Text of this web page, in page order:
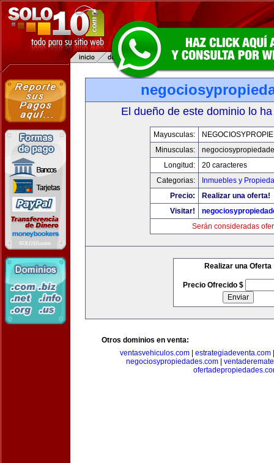
El dueño de este dominio lo
Mayusculas:
Minusculas:
Longitud:
20 caracteres
Categorias:
Inmuebles y
Precio:
Realizar una oferta!
Visitar!
Serán consideradas
Realizar una Oferta
Precio Ofrecido $
Otros dominios en venta:
ventasvehiculos.com
estrategiadeventa.com
negociosypropiedades.com